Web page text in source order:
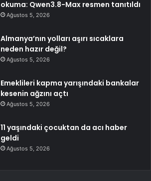
okuma: Qwen3.8-Max resmen tanıtıldı
Ağustos 5, 2026
Almanya’nın yolları aşırı sıcaklara
neden hazır değil?
Ağustos 5, 2026
Emeklileri kapma yarışındaki bankalar
kesenin ağzını açtı
Ağustos 5, 2026
11 yaşındaki çocuktan da acı haber
geldi
Ağustos 5, 2026